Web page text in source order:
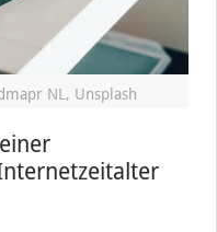
NL, Unsplash